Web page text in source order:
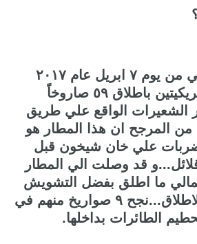
في الساعات الاولي من يوم ٧ ابريل عام ٢٠١٧
قامت مدمرتين امريكيتين باطلاق ٥٩ صاروخاً
الشعيرات الواقع علي طريق
المرجح ان هذا المطار هو
علي خان شيخون قبل
قلائل...و قد وصلت الي المطار
ما اطلق بفضل التشويش
الاليكتروني علي الاطلاق...نجح ٩ صواريخ منهم في
الطائرات بداخلها.